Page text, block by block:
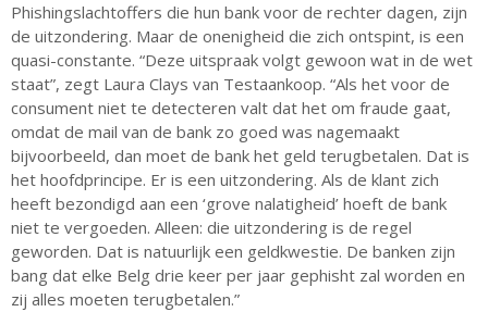
Phishingslachtoffers die hun bank voor de rechter dagen, zijn
de uitzondering. Maar de onenigheid die zich ontspint, is een
quasi-constante. “Deze uitspraak volgt gewoon wat in de wet
staat”, zegt Laura Clays van Testaankoop. “Als het voor de
consument niet te detecteren valt dat het om fraude gaat,
omdat de mail van de bank zo goed was nagemaakt
bijvoorbeeld, dan moet de bank het geld terugbetalen. Dat is
het hoofdprincipe. Er is een uitzondering. Als de klant zich
heeft bezondigd aan een ‘grove nalatigheid’ hoeft de bank
niet te vergoeden. Alleen: die uitzondering is de regel
geworden. Dat is natuurlijk een geldkwestie. De banken zijn
bang dat elke Belg drie keer per jaar gephisht zal worden en
zij alles moeten terugbetalen.”